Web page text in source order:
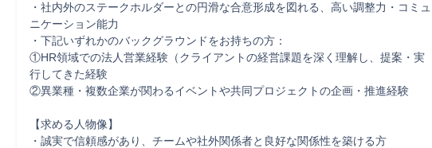
・社内外のステークホルダーとの円滑な合意形成を図れる、高い調整力・コミュ
ニケーション能力
・下記いずれかのバックグラウンドをお持ちの方：
①HR領域での法人営業経験（クライアントの経営課題を深く理解し、提案・実
行してきた経験
②異業種・複数企業が関わるイベントや共同プロジェクトの企画・推進経験
【求める人物像】
・誠実で信頼感があり、チームや社外関係者と良好な関係性を築ける方